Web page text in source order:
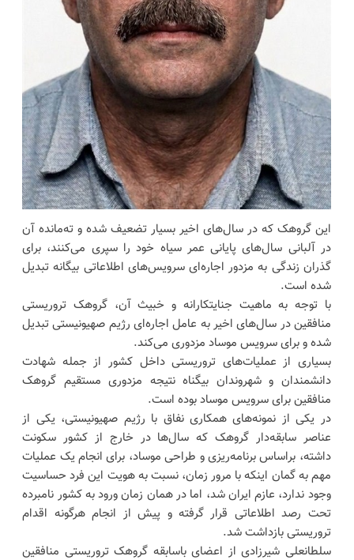
این گروهک که در سال‌های اخیر بسیار تضعیف شده و ته‌مانده آن
در آلبانی سال‌های پایانی عمر سیاه خود را سپری می‌کنند، برای
گذران زندگی به مزدور اجاره‌ای سرویس‌های اطلاعاتی بیگانه تبدیل
شده است.
با توجه به ماهیت جنایتکارانه و خبیث آن، گروهک تروریستی
منافقین در سال‌های اخیر به عامل اجاره‌ای رژیم صهیونیستی تبدیل
شده و برای سرویس موساد مزدوری می‌کند.
بسیاری از عملیات‌های تروریستی داخل کشور از جمله شهادت
دانشمندان و شهروندان بیگناه نتیجه مزدوری مستقیم گروهک
منافقین برای سرویس موساد بوده است.
در یکی از نمونه‌های همکاری نفاق با رژیم صهیونیستی، یکی از
عناصر سابقه‌دار گروهک که سال‌ها در خارج از کشور سکونت
داشته، براساس برنامه‌ریزی و طراحی موساد، برای انجام یک عملیات
مهم به گمان اینکه با مرور زمان، نسبت به هویت این فرد حساسیت
وجود ندارد، عازم ایران شد، اما در همان زمان ورود به کشور نامبرده
تحت رصد اطلاعاتی قرار گرفته و پیش از انجام هرگونه اقدام
تروریستی بازداشت شد.
سلطانعلی شیرزادی از اعضای باسابقه گروهک تروریستی منافقین